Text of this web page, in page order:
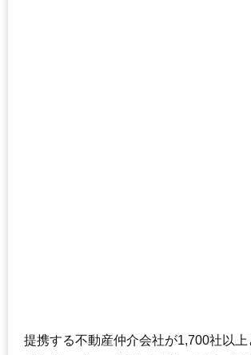
提携する不動産仲介会社が1,700社以